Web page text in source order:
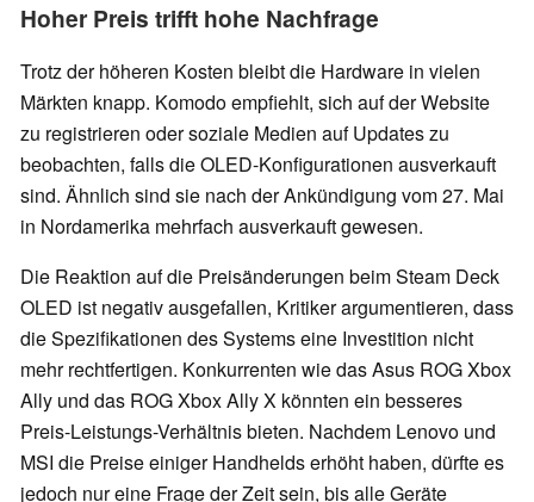
Hoher Preis trifft hohe Nachfrage
Trotz der höheren Kosten bleibt die Hardware in vielen
Märkten knapp. Komodo empfiehlt, sich auf der Website
zu registrieren oder soziale Medien auf Updates zu
beobachten, falls die OLED-Konfigurationen ausverkauft
sind. Ähnlich sind sie nach der Ankündigung vom 27. Mai
in Nordamerika mehrfach ausverkauft gewesen.
Die Reaktion auf die Preisänderungen beim Steam Deck
OLED ist negativ ausgefallen, Kritiker argumentieren, dass
die Spezifikationen des Systems eine Investition nicht
mehr rechtfertigen. Konkurrenten wie das Asus ROG Xbox
Ally und das ROG Xbox Ally X könnten ein besseres
Preis-Leistungs-Verhältnis bieten. Nachdem Lenovo und
MSI die Preise einiger Handhelds erhöht haben, dürfte es
jedoch nur eine Frage der Zeit sein, bis alle Geräte